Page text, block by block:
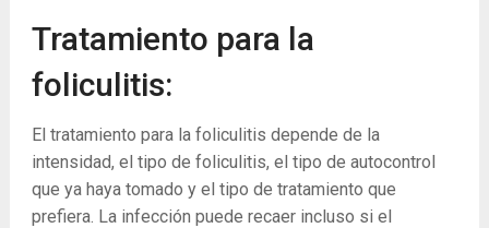
Tratamiento para la
foliculitis:
El tratamiento para la foliculitis depende de la
intensidad, el tipo de foliculitis, el tipo de autocontrol
que ya haya tomado y el tipo de tratamiento que
prefiera. La infección puede recaer incluso si el